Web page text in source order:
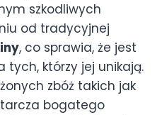
szkodliwych
od tradycyjnej
, co sprawia, że jest
którzy jej unikają.
zbóż takich jak
bogatego